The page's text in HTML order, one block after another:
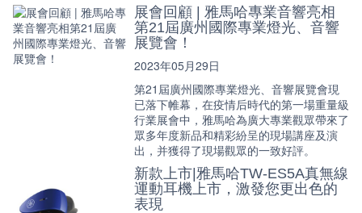
展會回顧 | 雅馬哈專業音響亮相
第21屆廣州國際專業燈光、音響
展覽會！
2023年05月29日
第21屆廣州國際專業燈光、音響展覽會現
已落下帷幕，在疫情后時代的第一場重量級
行業展會中，雅馬哈為廣大專業觀眾帶來了
眾多年度新品和精彩紛呈的現場講座及演
出，并獲得了現場觀眾的一致好評。
新款上市|雅馬哈TW-ES5A真無線
運動耳機上市，激發您更出色的
表現